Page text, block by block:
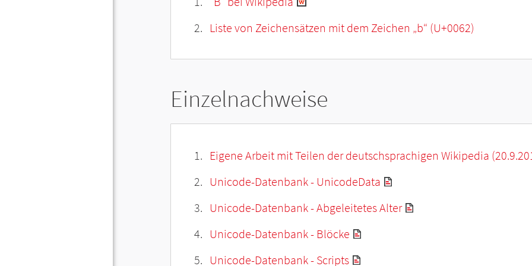
Liste von Zeichensätzen mit dem Zeichen „b“ (U+0062)
Einzelnachweise
Eigene Arbeit mit Teilen der deutschsprachigen Wikipedia
Unicode-Datenbank - UnicodeData
Unicode-Datenbank - Abgeleitetes Alter
Unicode-Datenbank - Blöcke
Unicode-Datenbank - Scripts